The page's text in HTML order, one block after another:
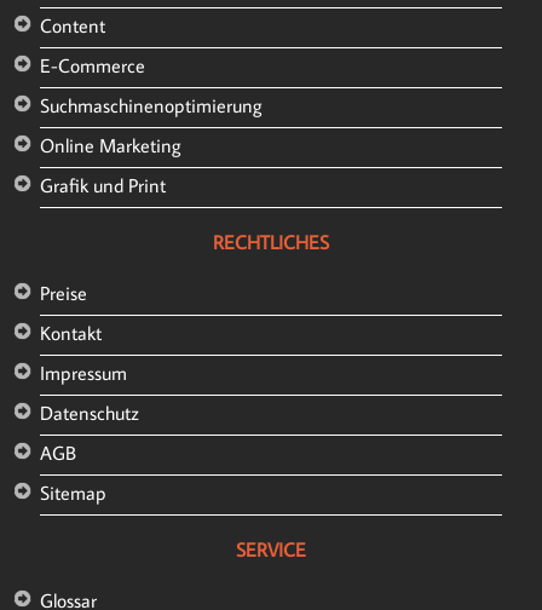
Content
E-Commerce
Suchmaschinenoptimierung
Online Marketing
Grafik und Print
RECHTLICHES
Preise
Kontakt
Impressum
Datenschutz
AGB
Sitemap
SERVICE
Glossar